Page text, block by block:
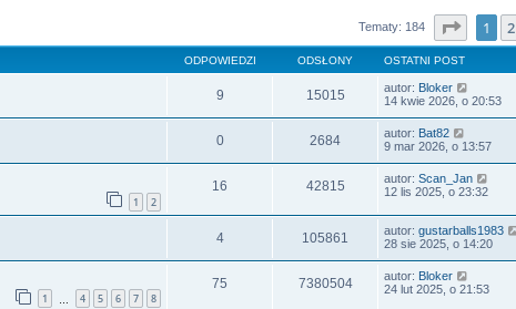
t
l
n
a
j
n
o
w
z
y
p
o
s
Tematy: 184 Strona1
1 2
ODPOWIEDZI ODSŁONY OSTATNI POST
9 15015 autor: Bloker
14 kwie 2026, o 20:53
0 2684 autor: Bat82
9 mar 2026, o 13:57
1 2
16 42815 autor: Scan_Jan
12 lis 2025, o 23:32
4 105861 autor: gustarballs1983
28 sie 2025, o 14:20
1 4 5 6 7 8
75 7380504 autor: Bloker
24 lut 2025, o 21:53